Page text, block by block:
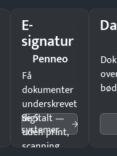
E-
signatur
Penneo
Få
dokumenter
underskrevet
digitalt —
uden print,
scanning
Se 5
systemer